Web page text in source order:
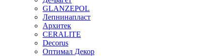
GLANZEPOL
Лепнинапласт
Архитек
CERALITE
Decorus
Оптимал Декор